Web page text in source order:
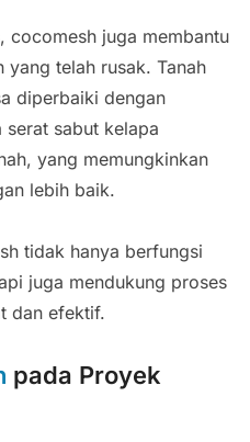
cocomesh juga membantu
telah rusak. Tanah
diperbaiki dengan
serat sabut kelapa
yang memungkinkan
lebih baik.
tidak hanya berfungsi
juga mendukung proses
dan efektif.
pada Proyek